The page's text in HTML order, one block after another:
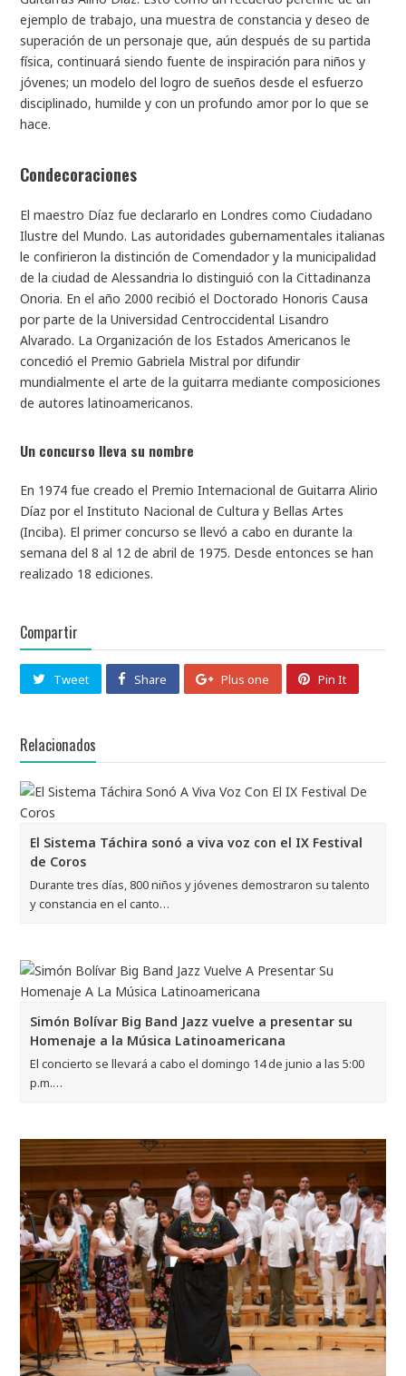
ejemplo de trabajo, una muestra de constancia y deseo de
superación de un personaje que, aún después de su partida
física, continuará siendo fuente de inspiración para niños y
jóvenes; un modelo del logro de sueños desde el esfuerzo
disciplinado, humilde y con un profundo amor por lo que se
hace.
Condecoraciones
El maestro Díaz fue declararlo en Londres como Ciudadano
Ilustre del Mundo. Las autoridades gubernamentales italianas
le confirieron la distinción de Comendador y la municipalidad
de la ciudad de Alessandria lo distinguió con la Cittadinanza
Onoria. En el año 2000 recibió el Doctorado Honoris Causa
por parte de la Universidad Centroccidental Lisandro
Alvarado. La Organización de los Estados Americanos le
concedió el Premio Gabriela Mistral por difundir
mundialmente el arte de la guitarra mediante composiciones
de autores latinoamericanos.
Un concurso lleva su nombre
En 1974 fue creado el Premio Internacional de Guitarra Alirio
Díaz por el Instituto Nacional de Cultura y Bellas Artes
(Inciba). El primer concurso se llevó a cabo en durante la
semana del 8 al 12 de abril de 1975. Desde entonces se han
realizado 18 ediciones.
Compartir
Tweet Share Plus one Pin It
Relacionados
El Sistema Táchira sonó a viva voz con el IX Festival
de Coros
Durante tres días, 800 niños y jóvenes demostraron su talento
y constancia en el canto…
Simón Bolívar Big Band Jazz vuelve a presentar su
Homenaje a la Música Latinoamericana
El concierto se llevará a cabo el domingo 14 de junio a las 5:00
p.m.…